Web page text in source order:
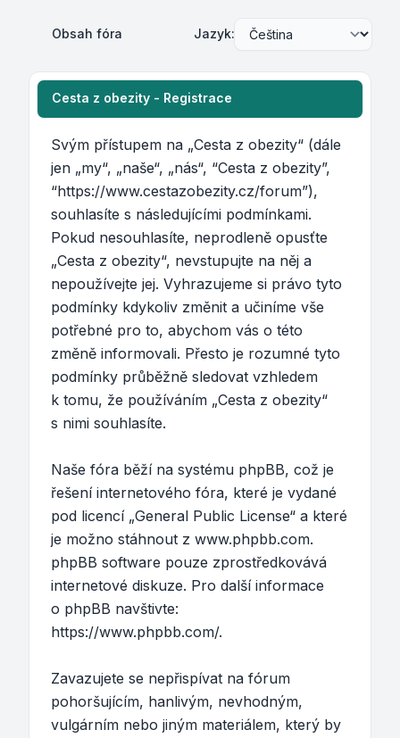
Obsah fóra Jazyk:
Cesta z obezity - Registrace
Svým přístupem na „Cesta z obezity“ (dále
jen „my“, „naše“, „nás“, “Cesta z obezity”,
“https://www.cestazobezity.cz/forum”),
souhlasíte s následujícími podmínkami.
Pokud nesouhlasíte, neprodleně opusťte
„Cesta z obezity“, nevstupujte na něj a
nepoužívejte jej. Vyhrazujeme si právo tyto
podmínky kdykoliv změnit a učiníme vše
potřebné pro to, abychom vás o této
změně informovali. Přesto je rozumné tyto
podmínky průběžně sledovat vzhledem
k tomu, že používáním „Cesta z obezity“
s nimi souhlasíte.
Naše fóra běží na systému phpBB, což je
řešení internetového fóra, které je vydané
pod licencí „General Public License“ a které
je možno stáhnout z www.phpbb.com.
phpBB software pouze zprostředkovává
internetové diskuze. Pro další informace
o phpBB navštivte:
https://www.phpbb.com/.
Zavazujete se nepřispívat na fórum
pohoršujícím, hanlivým, nevhodným,
vulgárním nebo jiným materiálem, který by